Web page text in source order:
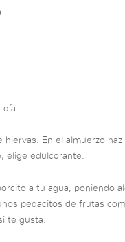
día
En el almuerzo
elige edulcorante.
a tu agua, poniendo
pedacitos de frutas
te gusta.